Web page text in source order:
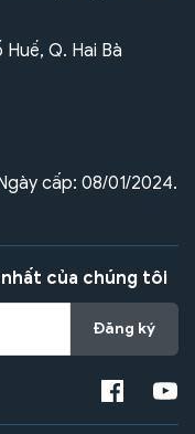
Q. Hai Bà
cấp: 08/01/2024.
của chúng tôi
Đăng ký